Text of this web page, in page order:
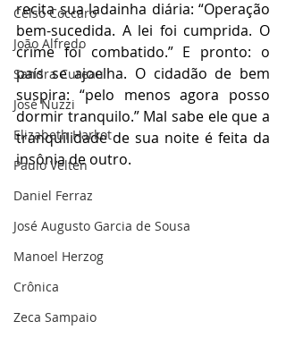
Celso Coccaro
João Alfredo
Sandra Cureau
José Nuzzi
Elizabeth Harkot
Paulo Velten
Daniel Ferraz
José Augusto Garcia de Sousa
Manoel Herzog
Crônica
Zeca Sampaio
recita sua ladainha diária: “Operação
bem-sucedida. A lei foi cumprida. O
crime foi combatido.” E pronto: o
país se ajoelha. O cidadão de bem
suspira: “pelo menos agora posso
dormir tranquilo.” Mal sabe ele que a
tranquilidade de sua noite é feita da
insônia de outro.